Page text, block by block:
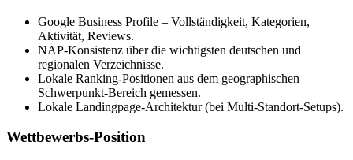
Google Business Profile – Vollständigkeit, Kategorien,
Aktivität, Reviews.
NAP-Konsistenz über die wichtigsten deutschen und
regionalen Verzeichnisse.
Lokale Ranking-Positionen aus dem geographischen
Schwerpunkt-Bereich gemessen.
Lokale Landingpage-Architektur (bei Multi-Standort-Setups).
Wettbewerbs-Position